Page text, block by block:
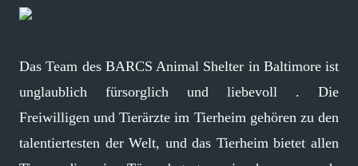
Das Team des BARCS Animal Shelter in Baltimore ist
unglaublich fürsorglich und liebevoll . Die
Freiwilligen und Tierärzte im Tierheim gehören zu den
talentiertesten der Welt, und das Tierheim bietet allen